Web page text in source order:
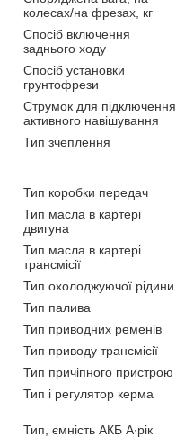
колесах/на фрезах, кг
Спосіб включення
заднього ходу
Спосіб установки
грунтофрези
Струмок для підключення
активного навішування
Тип зчеплення
Тип коробки передач
Тип масла в картері
двигуна
Тип масла в картері
трансмісії
Тип охолоджуючої рідини
Тип палива
Тип приводних ременів
Тип приводу трансмісії
Тип причіпного пристрою
Тип і регулятор керма
Тип, ємність АКБ А∙рік